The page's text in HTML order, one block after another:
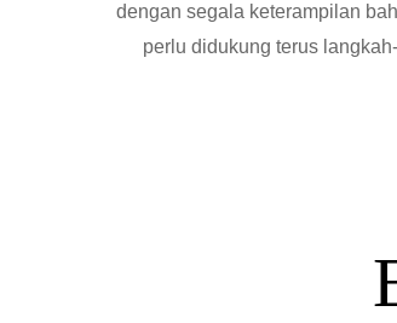
dengan segala keterampilan
perlu didukung terus